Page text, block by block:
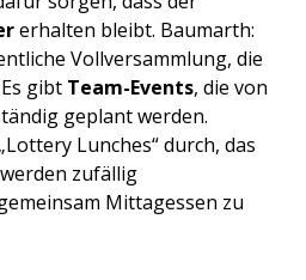
erhalten bleibt. Baumarth:
Vollversammlung, die
gibt Team-Events, die von
geplant werden.
Lunches“ durch, das
zufällig
Mittagessen zu